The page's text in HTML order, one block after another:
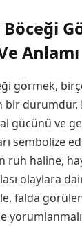
Böceği
Anlamı
görmek,
bir durumdur.
gücünü ve
sembolize
ruh haline,
olaylara
falda